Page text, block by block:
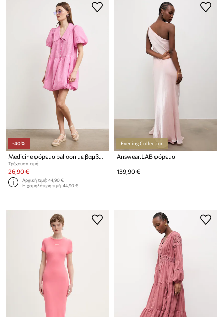
-40%
Τρέχουσα τιμή:
26,90 €
Αρχική τιμή:44,90 €
Η χαμηλότερη τιμή:44,90 €
Evening Collection
Answear.LAB φόρεμα
139,90 €